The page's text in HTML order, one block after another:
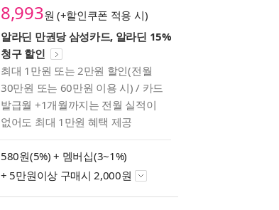
8,993원 (+할인쿠폰 적용 시)
알라딘 만권당 삼성카드, 알라딘 15%
청구 할인
최대 1만원 또는 2만원 할인(전월
30만원 또는 60만원 이용 시) / 카드
발급월 +1개월까지는 전월 실적이
없어도 최대 1만원 혜택 제공
580원(5%) + 멤버십(3~1%)
+ 5만원이상 구매시 2,000원